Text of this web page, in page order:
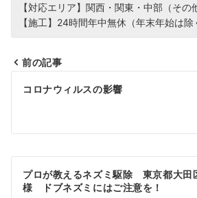
【対応エリア】関西・関東・中部（そ
【施工】24時間年中無休（年末年始は除
投
ナ
ビ
ゲ
前の記事
コロナウィルスの影響
プロが教えるネズミ駆除 東京都大田
様 ドブネズミにはご注意を！